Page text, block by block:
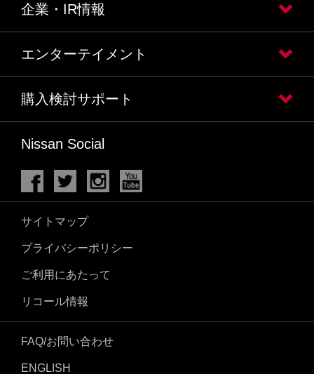
企業・IR情報
エンターテイメント
購入検討サポート
Nissan Social
サイトマップ
プライバシーポリシー
ご利用にあたって
リコール情報
FAQ/お問い合わせ
ENGLISH